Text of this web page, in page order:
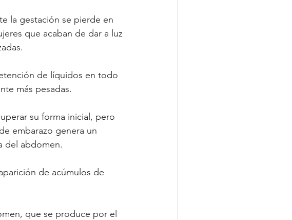
la gestación se pierde en
que acaban de dar a luz
de líquidos en todo
más pesadas.
su forma inicial, pero
embarazo genera un
del abdomen.
de acúmulos de
que se produce por el